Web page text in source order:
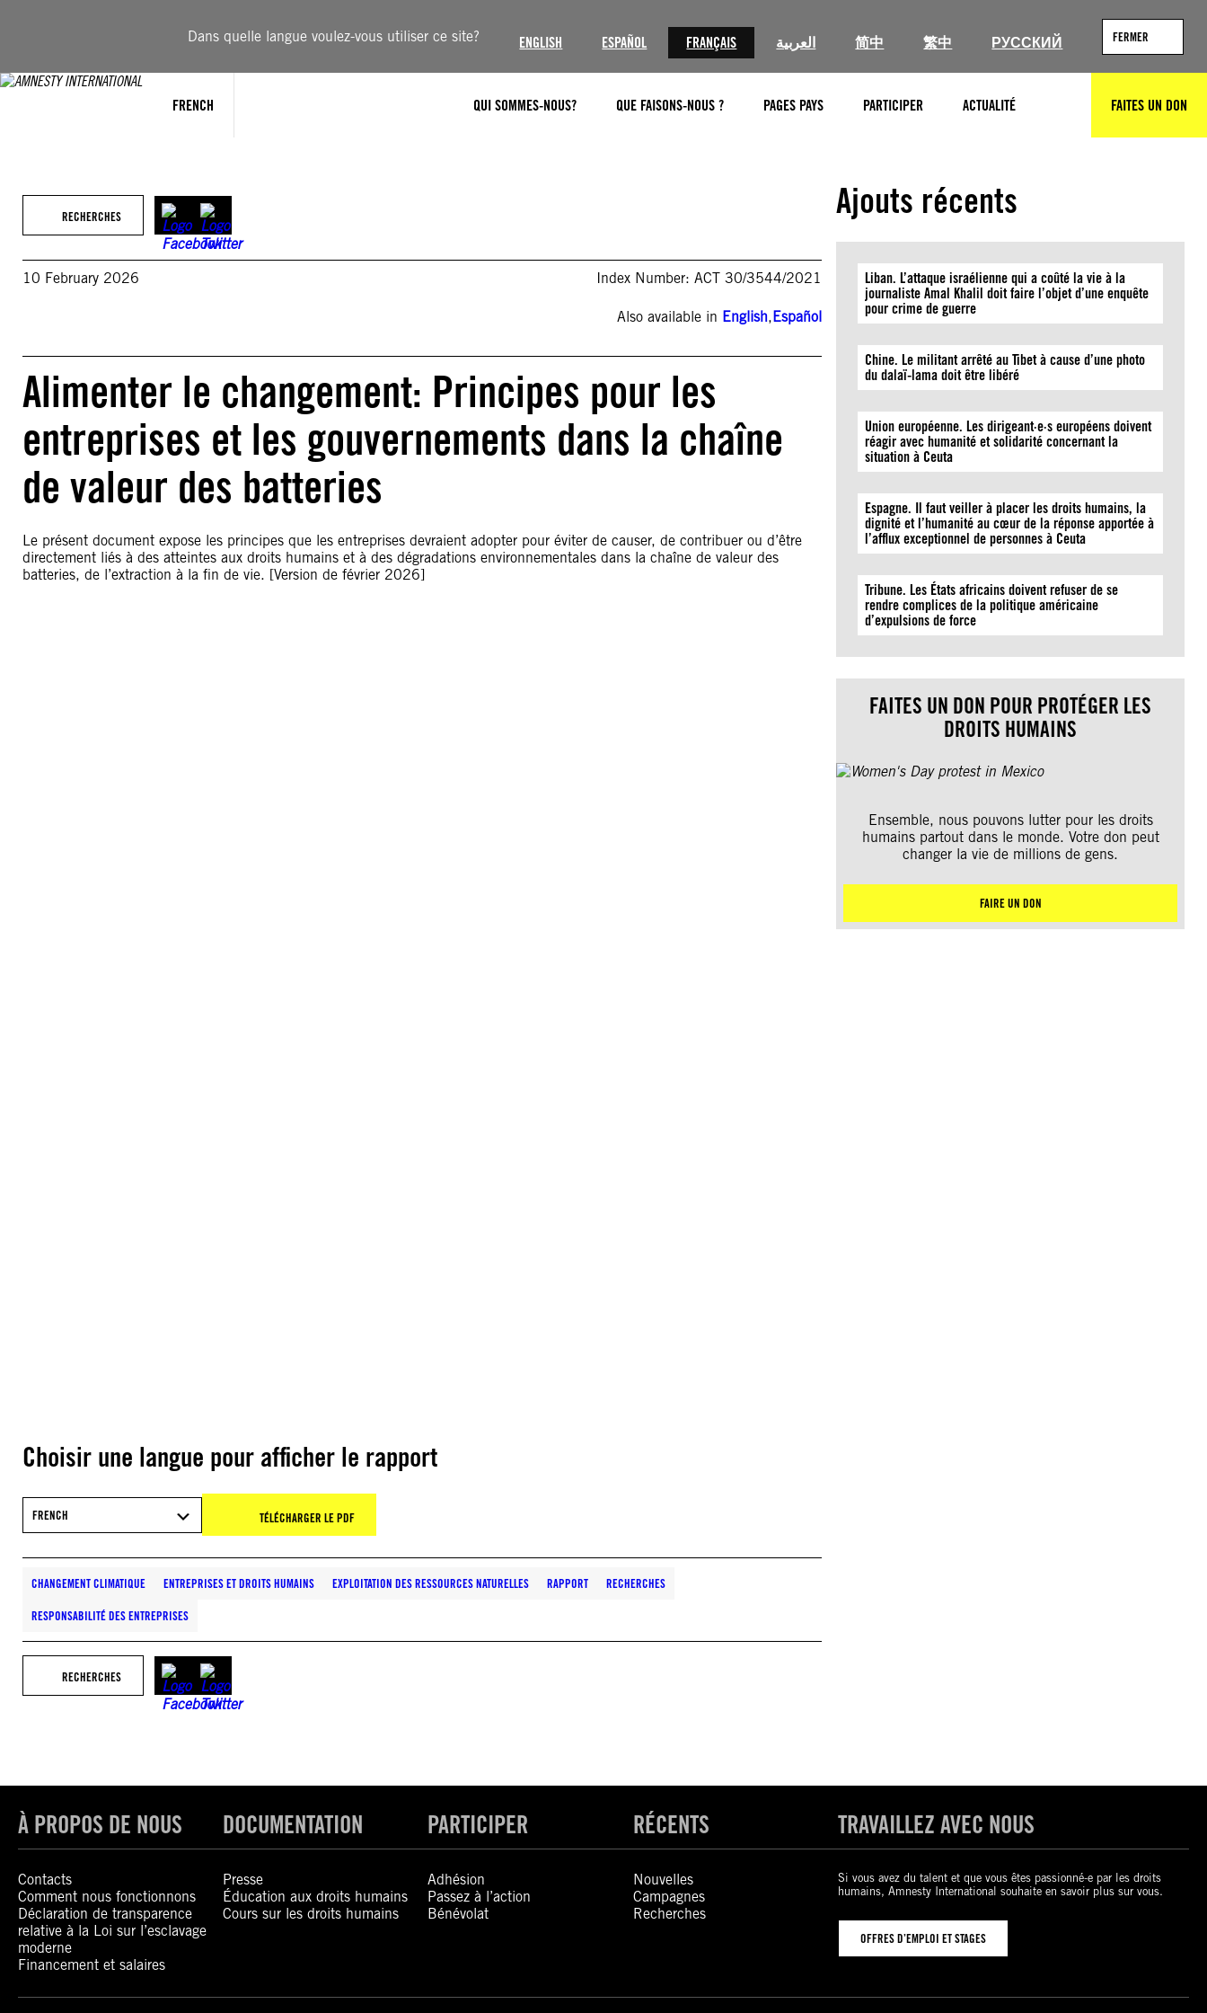
Dans quelle langue voulez-vous utiliser ce site? ENGLISH ESPAÑOL FRANÇAIS العربية 简中 繁中 РУССКИЙ FERMER
FRENCH QUI SOMMES-NOUS? QUE FAISONS-NOUS ? PAGES PAYS PARTICIPER ACTUALITÉ RECHERCHERFAITES UN DON
RECHERCHES
10 February 2026 Index Number: ACT 30/3544/2021
Also available in English,Español
Alimenter le changement: Principes pour les
entreprises et les gouvernements dans la chaîne
de valeur des batteries
Le présent document expose les principes que les entreprises devraient adopter pour éviter de causer, de contribuer ou d’être
directement liés à des atteintes aux droits humains et à des dégradations environnementales dans la chaîne de valeur des
batteries, de l’extraction à la fin de vie. [Version de février 2026]
Choisir une langue pour afficher le rapport
FRENCH TÉLÉCHARGER LE PDF
CHANGEMENT CLIMATIQUE ENTREPRISES ET DROITS HUMAINS EXPLOITATION DES RESSOURCES NATURELLES RAPPORT RECHERCHES
RESPONSABILITÉ DES ENTREPRISES
RECHERCHES
Ajouts récents
Liban. L’attaque israélienne qui a coûté la vie à la
journaliste Amal Khalil doit faire l’objet d’une enquête
pour crime de guerre
Chine. Le militant arrêté au Tibet à cause d’une photo
du dalaï-lama doit être libéré
Union européenne. Les dirigeant·e·s européens doivent
réagir avec humanité et solidarité concernant la
situation à Ceuta
Espagne. Il faut veiller à placer les droits humains, la
dignité et l’humanité au cœur de la réponse apportée à
l’afflux exceptionnel de personnes à Ceuta
Tribune. Les États africains doivent refuser de se
rendre complices de la politique américaine
d’expulsions de force
FAITES UN DON POUR PROTÉGER LES
DROITS HUMAINS
Ensemble, nous pouvons lutter pour les droits
humains partout dans le monde. Votre don peut
changer la vie de millions de gens.
FAIRE UN DON
À PROPOS DE NOUS
Contacts
Comment nous fonctionnons
Déclaration de transparence
relative à la Loi sur l’esclavage
moderne
Financement et salaires
DOCUMENTATION
Presse
Éducation aux droits humains
Cours sur les droits humains
PARTICIPER
Adhésion
Passez à l’action
Bénévolat
RÉCENTS
Nouvelles
Campagnes
Recherches
TRAVAILLEZ AVEC NOUS
Si vous avez du talent et que vous êtes passionné-e par les droits
humains, Amnesty International souhaite en savoir plus sur vous.
OFFRES D’EMPLOI ET STAGES